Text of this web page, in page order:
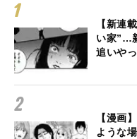
【新連
い家”…
追いや
【漫画
ような